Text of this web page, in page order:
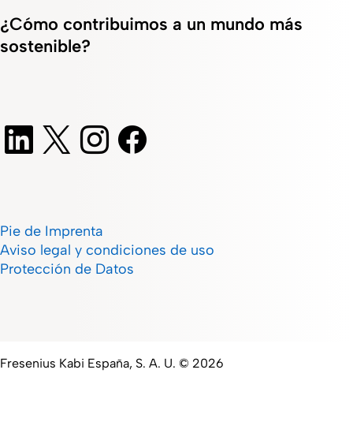
¿Cómo contribuimos a un mundo más
sostenible?
Pie de Imprenta
Aviso legal y condiciones de uso
Protección de Datos
Fresenius Kabi España, S. A. U. © 2026